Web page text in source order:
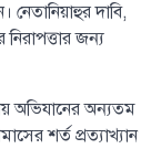
দাবি,
নিরাপত্তার জন্য
অভিযানের অন্যতম
শর্ত প্রত্যাখ্যান